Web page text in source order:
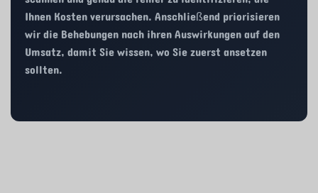
Ihnen Kosten verursachen. Anschließend priorisieren
wir die Behebungen nach ihren Auswirkungen auf den
Umsatz, damit Sie wissen, wo Sie zuerst ansetzen
sollten.